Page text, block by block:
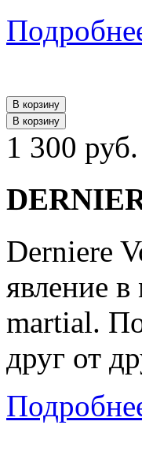
В корзину
В корзину
1 300 руб.
Derniere
явление
martial.
друг от